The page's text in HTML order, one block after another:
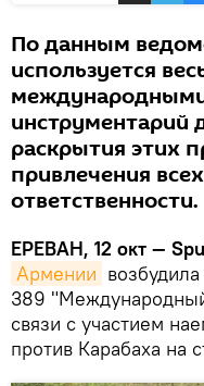
По данным
используется
инструментарий
раскрытия этих
привлечения
ответственности.
ЕРЕВАН, 12 окт —
Армении
389
связи с участием
против Карабаха на